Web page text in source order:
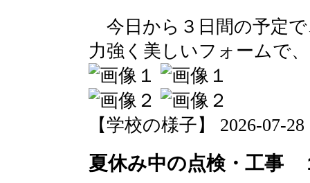
今日から３日間の予定
力強く美しいフォームで
【学校の様子】 2026-07-
夏休み中の点検・工事